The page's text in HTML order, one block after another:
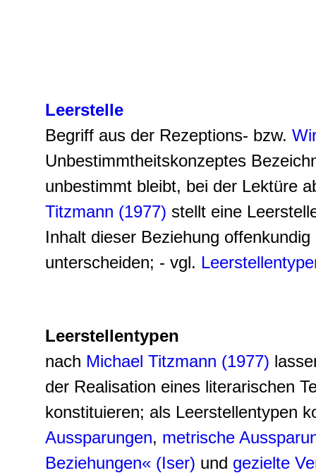
Leerstelle
Begriff aus der Rezeptions- bzw.
Unbestimmtheitskonzeptes
unbestimmt bleibt, bei der Lektüre
Titzmann (1977) stellt eine
Inhalt dieser Beziehung
unterscheiden; - vgl.
Leerstellentypen
nach Michael Titzmann (1977)
der Realisation eines literarischen
konstituieren; als Leerstellentypen
Aussparungen, metrische
Beziehungen« (Iser) und gezielte